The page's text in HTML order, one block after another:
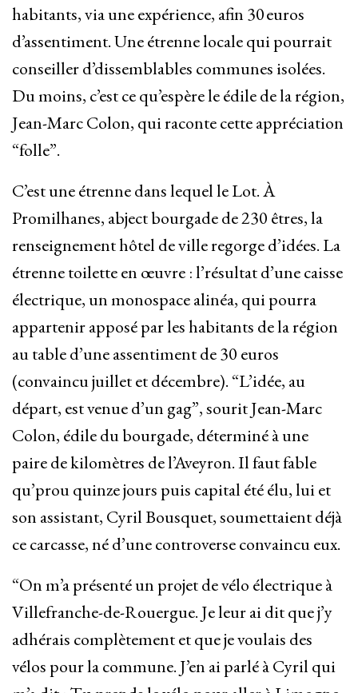
habitants, via une expérience, afin 30 euros
d’assentiment. Une étrenne locale qui pourrait
conseiller d’dissemblables communes isolées.
Du moins, c’est ce qu’espère le édile de la région,
Jean-Marc Colon, qui raconte cette appréciation
“folle”.
C’est une étrenne dans lequel le Lot. À
Promilhanes, abject bourgade de 230 êtres, la
renseignement hôtel de ville regorge d’idées. La
étrenne toilette en œuvre : l’résultat d’une caisse
électrique, un monospace alinéa, qui pourra
appartenir apposé par les habitants de la région
au table d’une assentiment de 30 euros
(convaincu juillet et décembre). “L’idée, au
départ, est venue d’un gag”, sourit Jean-Marc
Colon, édile du bourgade, déterminé à une
paire de kilomètres de l’Aveyron. Il faut fable
qu’prou quinze jours puis capital été élu, lui et
son assistant, Cyril Bousquet, soumettaient déjà
ce carcasse, né d’une controverse convaincu eux.
“On m’a présenté un projet de vélo électrique à
Villefranche-de-Rouergue. Je leur ai dit que j’y
adhérais complètement et que je voulais des
vélos pour la commune. J’en ai parlé à Cyril qui